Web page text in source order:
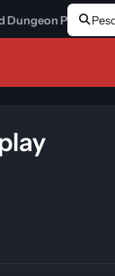
Dungeon PT-BR